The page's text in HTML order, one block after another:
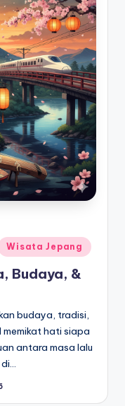
Wisata Jepang
Budaya, &
budaya, tradisi,
memikat hati siapa
antara masa lalu